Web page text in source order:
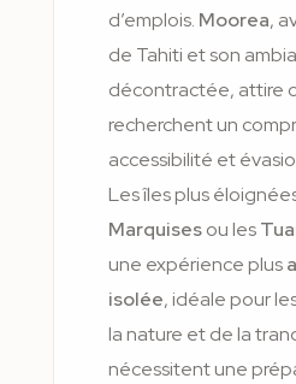
d’emplois. Moorea,
de Tahiti et son
décontractée, attire
recherchent un
accessibilité et
Les îles plus
Marquisesou les
une expérience plus
isolée, idéale pour
la nature et de la
nécessitent une